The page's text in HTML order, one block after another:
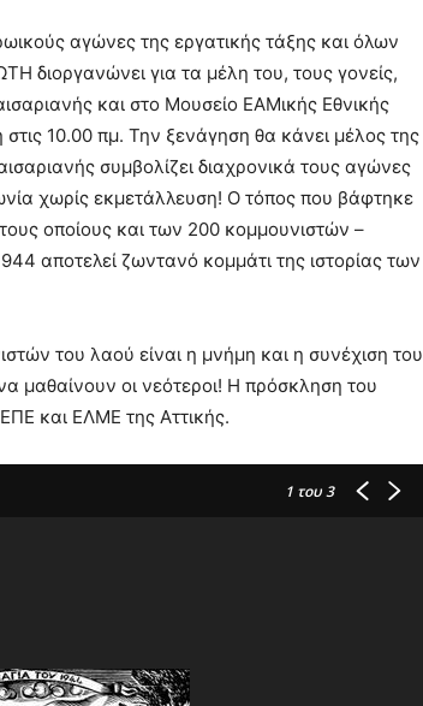
αγώνες της εργατικής τάξης και όλων
διοργανώνει για τα μέλη του, τους γονείς,
και στο Μουσείο ΕΑΜικής Εθνικής
10.00 πμ. Την ξενάγηση θα κάνει μέλος της
συμβολίζει διαχρονικά τους αγώνες
χωρίς εκμετάλλευση! Ο τόπος που βάφτηκε
οποίους και των 200 κομμουνιστών –
αποτελεί ζωντανό κομμάτι της ιστορίας των
του λαού είναι η μνήμη και η συνέχιση του
μαθαίνουν οι νεότεροι! Η πρόσκληση του
και ΕΛΜΕ της Αττικής.
1 του 3